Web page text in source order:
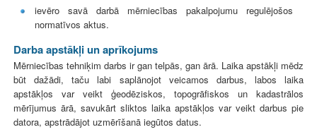
ievēro savā darbā mērniecības pakalpojumu regulējošos
normatīvos aktus.
Darba apstākļi un aprīkojums
Mērniecības tehniķim darbs ir gan telpās, gan ārā. Laika apstākļi mēdz
būt dažādi, taču labi saplānojot veicamos darbus, labos laika
apstākļos var veikt ģeodēziskos, topogrāfiskos un kadastrālos
mērījumus ārā, savukārt sliktos laika apstākļos var veikt darbus pie
datora, apstrādājot uzmērīšanā iegūtos datus.